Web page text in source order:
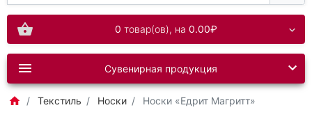
0 товар(ов), на 0.00₽
Сувенирная продукция
Текстиль Носки Носки «Едрит Магритт»